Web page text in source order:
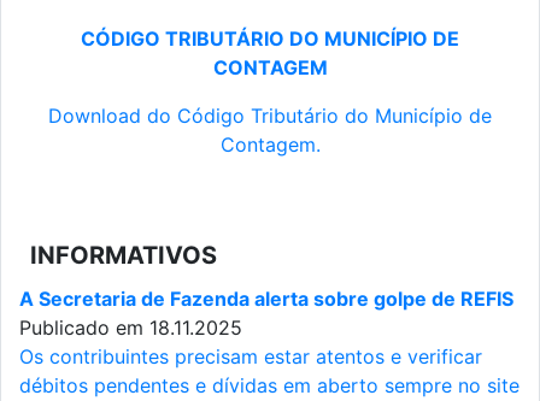
CÓDIGO TRIBUTÁRIO DO MUNICÍPIO DE
CONTAGEM
Download do Código Tributário do Município de
Contagem.
INFORMATIVOS
A Secretaria de Fazenda alerta sobre golpe de REFIS
Publicado em 18.11.2025
Os contribuintes precisam estar atentos e verificar
débitos pendentes e dívidas em aberto sempre no site